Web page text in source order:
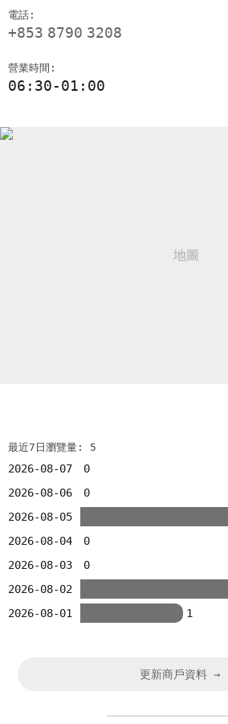
電話:
+853 8790 3208
營業時間:
06:30-01:00
最近7日瀏覽量: 5
2026-08-07
0
2026-08-06
0
2026-08-05
2026-08-04
0
2026-08-03
0
2026-08-02
2026-08-01
1
更新商戶資料 →